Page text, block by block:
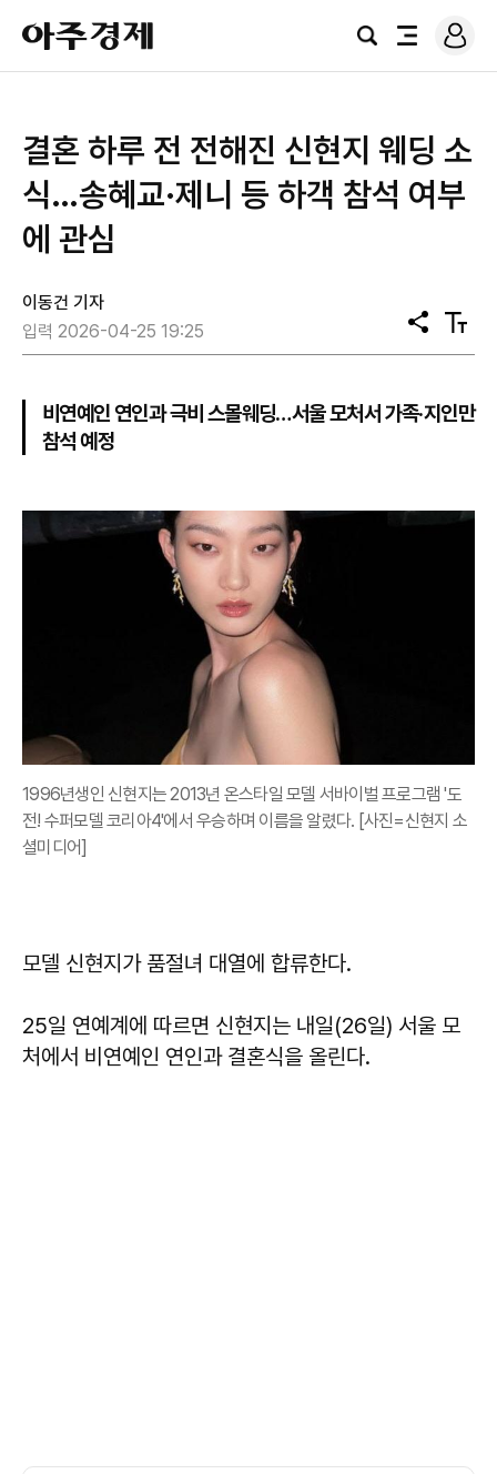
아
주
경
검
전
로
그
결혼 하루 전 전해진 신현지 웨딩 소
식…송혜교·제니 등 하객 참석 여부
에 관심
이동건 기자
입력 2026-04-25 19:25
공
유
텍
스
기
비연예인 연인과 극비 스몰웨딩…서울 모처서 가족·지인만
참석 예정
1996년생인 신현지는 2013년 온스타일 모델 서바이벌 프로그램 '도
전! 수퍼모델 코리아4'에서 우승하며 이름을 알렸다. [사진=신현지 소
셜미디어]
모델 신현지가 품절녀 대열에 합류한다.
25일 연예계에 따르면 신현지는 내일(26일) 서울 모
처에서 비연예인 연인과 결혼식을 올린다.